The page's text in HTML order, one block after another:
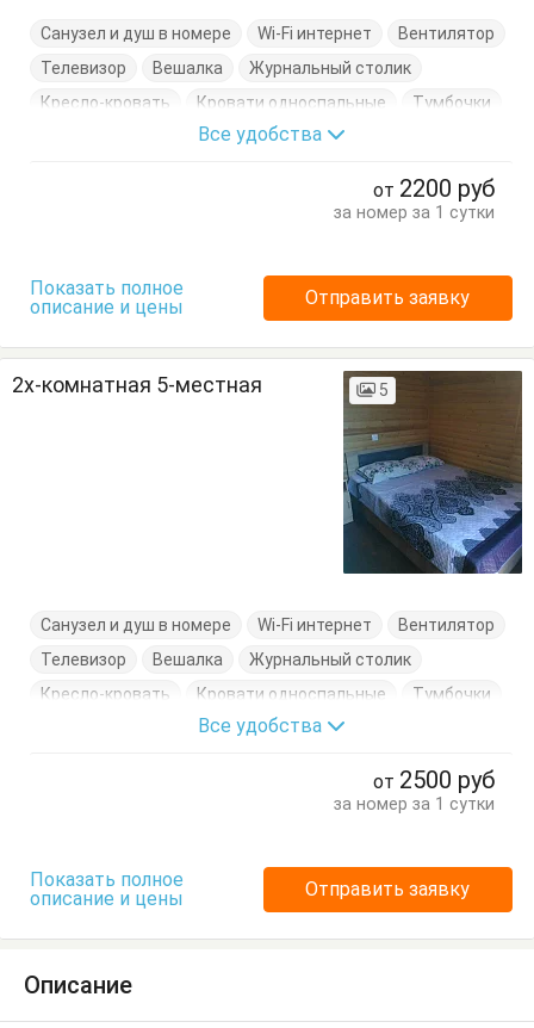
Санузел и душ в номере Wi-Fi интернет
Вентилятор
Телевизор
Вешалка
Журнальный столик
Кресло-кровать
Кровати односпальные Тумбочки
Все удобства
от 2200 руб
за номер за 1 сутки
Показать полное
описание и цены
Отправить заявку
2х-комнатная 5-местная 5
Санузел и душ в номере Wi-Fi интернет
Вентилятор
Телевизор
Вешалка
Журнальный столик
Кресло-кровать
Кровати односпальные Тумбочки
Все удобства
от 2500 руб
за номер за 1 сутки
Показать полное
описание и цены
Отправить заявку
Описание